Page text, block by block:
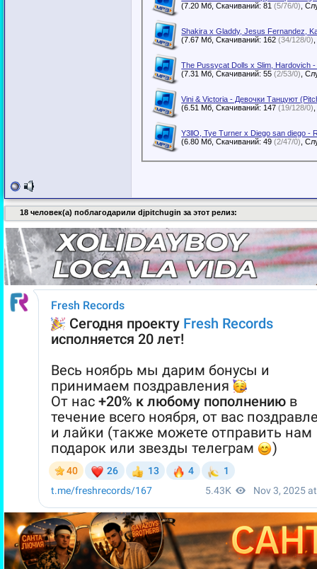
(7.20 Мб, Скачиваний: 81(5/76/0)
Shakira x Gladdy, Jesus Fernandez,
(7.67 Мб, Скачиваний: 162(34/128/0)
The Pussycat Dolls x Slim, Hardovich
(7.31 Мб, Скачиваний: 55(2/53/0)
Vini & Victoria - Девочки Танцуют
(6.51 Мб, Скачиваний: 147(19/128/0)
Y3llO, Tye Turner x Diego san diego -
(6.80 Мб, Скачиваний: 49(2/47/0)
18 человек(а) поблагодарили djpitchugin за этот релиз: